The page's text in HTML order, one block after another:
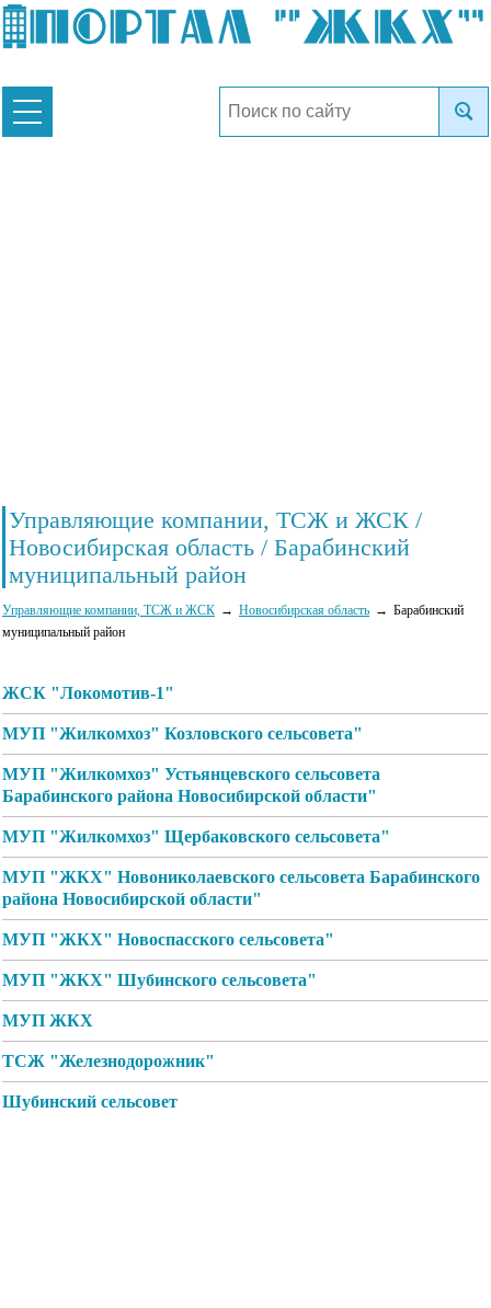
Управляющие компании, ТСЖ и ЖСК /
Новосибирская область / Барабинский
муниципальный район
Управляющие компании, ТСЖ и ЖСК Новосибирская область
Барабинский
муниципальный район
ЖСК "Локомотив-1"
МУП "Жилкомхоз" Козловского сельсовета"
МУП "Жилкомхоз" Устьянцевского сельсовета
Барабинского района Новосибирской области"
МУП "Жилкомхоз" Щербаковского сельсовета"
МУП "ЖКХ" Новониколаевского сельсовета Барабинского
района Новосибирской области"
МУП "ЖКХ" Новоспасского сельсовета"
МУП "ЖКХ" Шубинского сельсовета"
МУП ЖКХ
ТСЖ "Железнодорожник"
Шубинский сельсовет